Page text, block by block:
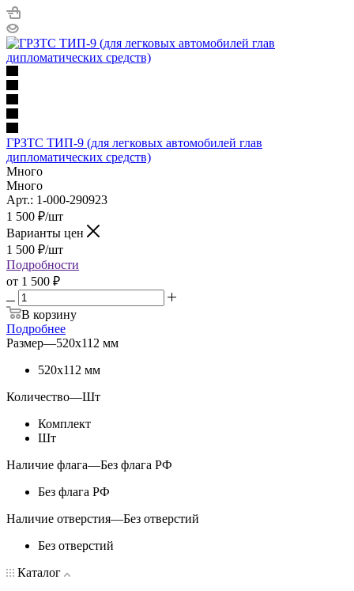
ГРЗТС ТИП-9 (для легковых автомобилей глав
дипломатических средств)
Много
Много
Арт.: 1-000-290923
1 500 ₽/шт
Варианты цен
1 500 ₽/шт
Подробности
от 1 500 ₽
В корзину
Подробнее
Размер—520х112 мм
520х112 мм
Количество—Шт
Комплект
Шт
Наличие флага—Без флага РФ
Без флага РФ
Наличие отверстия—Без отверстий
Без отверстий
Каталог